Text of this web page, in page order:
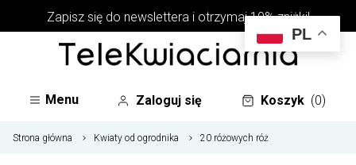
Zapisz się do newslettera i otrzymaj 10% zniżki!
Menu Zaloguj się Koszyk (0)
Strona główna Kwiaty od ogrodnika 20 różowych róż
PL